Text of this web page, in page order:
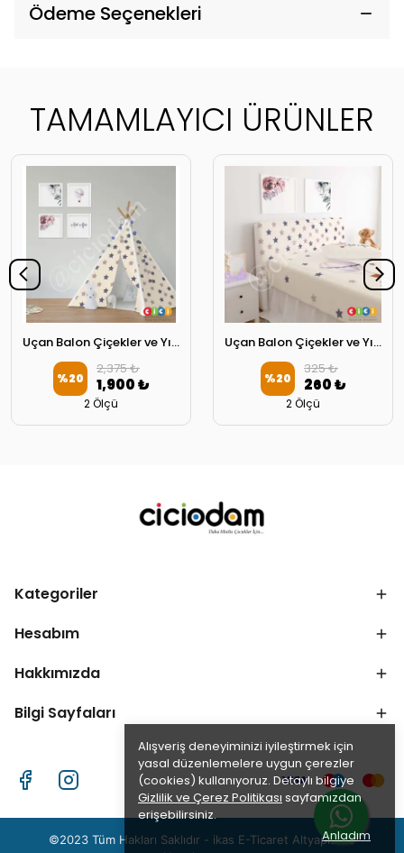
Alışveriş deneyiminizi iyileştirmek için
yasal düzenlemelere uygun çerezler
(cookies) kullanıyoruz. Detaylı bilgiye
Gizlilik ve Çerez Politikası sayfamızdan
erişebilirsiniz.
Anladım
Ödeme Seçenekleri
TAMAMLAYICI ÜRÜNLER
Uçan Balon Çiçekler ve Yıldızlar Oyun Çadırı
%20
2,375 ₺
1,900 ₺
2 Ölçü
Uçan Balon Çiçekler ve Yıldızlar Başlık Kılıfı
%20
325 ₺
260 ₺
2 Ölçü
Kategoriler
Hesabım
Hakkımızda
Bilgi Sayfaları
©2023 Tüm Hakları Saklıdır - ikas E-Ticaret Altyapısı ile